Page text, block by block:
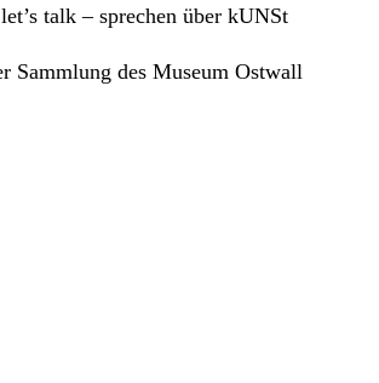
talk – sprechen über kUNSt
Sammlung des Museum Ostwall